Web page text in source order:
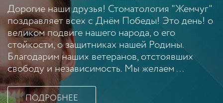
Дорогие наши друзья! Стоматология "Жемчуг"
поздравляет всех с Днём Победы! Это день! о
великом подвиге нашего народа, о его
стойкости, о защитниках нашей Родины.
Благодарим наших ветеранов, отстоявших
свободу и независимость. Мы желаем ...
ПОДРОБНЕЕ